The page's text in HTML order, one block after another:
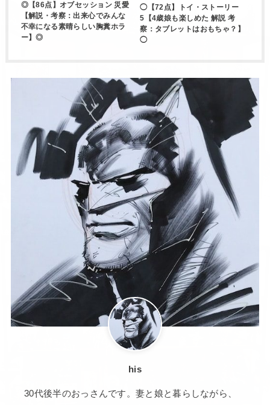
◎【86点】オブセッション 災愛
【解説・考察：出来心でみんな
不幸になる素晴らしい胸糞ホラ
ー】◎
◯【72点】トイ・ストーリー
5【4歳娘も楽しめた 解説 考
察：タブレットはおもちゃ？】
◯
his
30代後半のおっさんです。妻と娘と暮らしながら、